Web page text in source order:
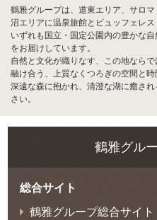
鶴雅グループは、道東エリア、サロ
沼エリアに温泉旅館とビュッフェレス
いずれも国立・国定公園内の豊かな
をお届けしています。
自然と文化が織りなす、この地なら
融け合う、上質なくつろぎの空間と時
深遠な森に抱かれ、清澄な湖に癒さ
さい。
鶴雅グル
総合サイト
鶴雅グループ総合サイト